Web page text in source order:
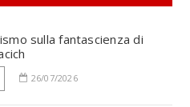
sulla fantascienza di
26/07/2026